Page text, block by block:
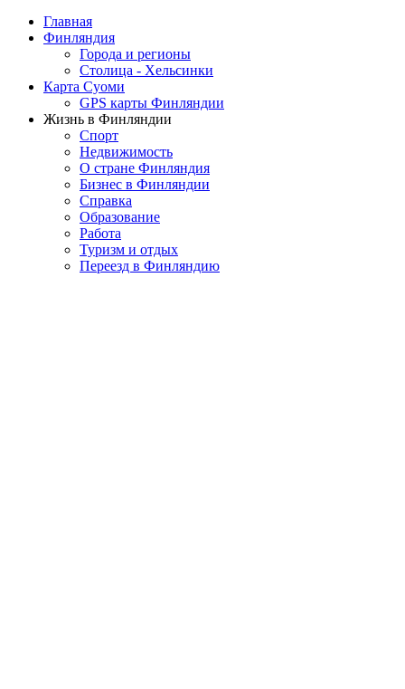
Главная
Финляндия
Города и регионы
Столица - Хельсинки
Карта Суоми
GPS карты Финляндии
Жизнь в Финляндии
Спорт
Недвижимость
О стране Финляндия
Бизнес в Финляндии
Справка
Образование
Работа
Туризм и отдых
Переезд в Финляндию